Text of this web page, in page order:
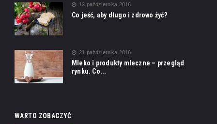
12 października 2016
Co jeść, aby długo i zdrowo żyć?
21 października 2016
Mleko i produkty mleczne – przegląd
rynku. Co...
WARTO ZOBACZYĆ